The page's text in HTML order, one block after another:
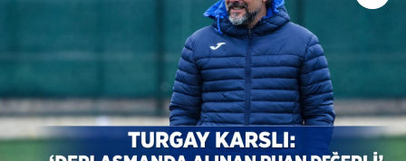
GURBETTEN SILAYA
Foto Galeri
Köşe Yazarları